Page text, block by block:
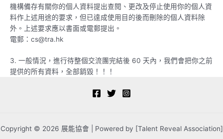
機構備存有關你的個人資料提出查閱、更改及停止使用你的個人資
料作上述用途的要求，但已達成使用目的後而刪除的個人資料除
外。上述要求應以書面或電郵提出。
電郵：cs@tra.hk
3. 一般情況，進行待整個交流團完結後 60 天內，我們會把你之前
提供的所有資料，全部銷毀！！！
Copyright © 2026 展能協會 | Powered by [Talent Reveal Association]